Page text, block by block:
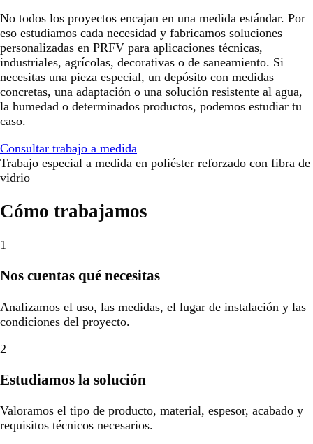
No todos los proyectos encajan en una medida estándar. Por
eso estudiamos cada necesidad y fabricamos soluciones
personalizadas en PRFV para aplicaciones técnicas,
industriales, agrícolas, decorativas o de saneamiento. Si
necesitas una pieza especial, un depósito con medidas
concretas, una adaptación o una solución resistente al agua,
la humedad o determinados productos, podemos estudiar tu
caso.
Consultar trabajo a medida
Trabajo especial a medida en poliéster reforzado con fibra de
vidrio
Cómo trabajamos
1
Nos cuentas qué necesitas
Analizamos el uso, las medidas, el lugar de instalación y las
condiciones del proyecto.
2
Estudiamos la solución
Valoramos el tipo de producto, material, espesor, acabado y
requisitos técnicos necesarios.